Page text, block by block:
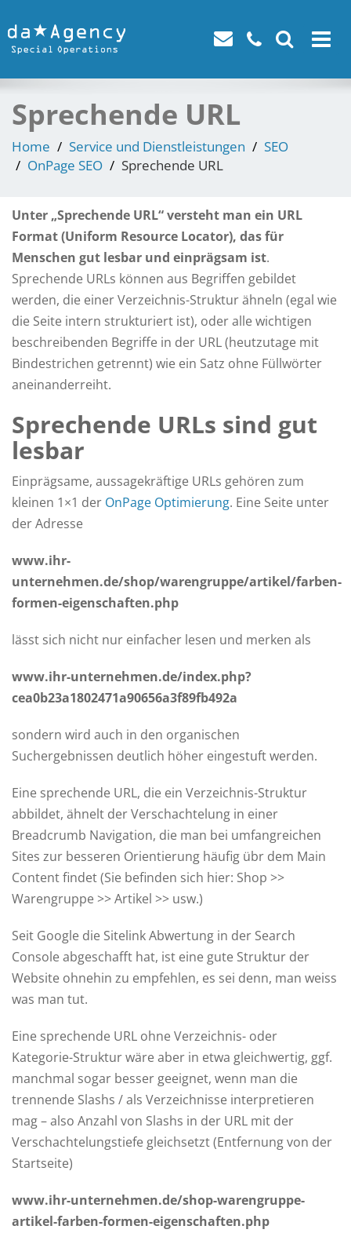
Toggle
Sprechende URL
Home Service und Dienstleistungen
SEO
OnPage SEO
Sprechende URL
Unter „Sprechende URL“ versteht man ein URL
Format (Uniform Resource Locator), das für
Menschen gut lesbar und einprägsam ist.
Sprechende URLs können aus Begriffen gebildet
werden, die einer Verzeichnis-Struktur ähneln (egal wie
die Seite intern strukturiert ist), oder alle wichtigen
beschreibenden Begriffe in der URL (heutzutage mit
Bindestrichen getrennt) wie ein Satz ohne Füllwörter
aneinanderreiht.
Sprechende URLs sind gut
lesbar
Einprägsame, aussagekräftige URLs gehören zum
kleinen 1×1 der OnPage Optimierung. Eine Seite unter
der Adresse
www.ihr-
unternehmen.de/shop/warengruppe/artikel/farben-
formen-eigenschaften.php
lässt sich nicht nur einfacher lesen und merken als
www.ihr-unternehmen.de/index.php?
cea0b23a1802471a90656a3f89fb492a
sondern wird auch in den organischen
Suchergebnissen deutlich höher eingestuft werden.
Eine sprechende URL, die ein Verzeichnis-Struktur
abbildet, ähnelt der Verschachtelung in einer
Breadcrumb Navigation, die man bei umfangreichen
Sites zur besseren Orientierung häufig übr dem Main
Content findet (Sie befinden sich hier: Shop >>
Warengruppe >> Artikel >> usw.)
Seit Google die Sitelink Abwertung in der Search
Console abgeschafft hat, ist eine gute Struktur der
Website ohnehin zu empfehlen, es sei denn, man weiss
was man tut.
Eine sprechende URL ohne Verzeichnis- oder
Kategorie-Struktur wäre aber in etwa gleichwertig, ggf.
manchmal sogar besser geeignet, wenn man die
trennende Slashs / als Verzeichnisse interpretieren
mag – also Anzahl von Slashs in der URL mit der
Verschachtelungstiefe gleichsetzt (Entfernung von der
Startseite)
www.ihr-unternehmen.de/shop-warengruppe-
artikel-farben-formen-eigenschaften.php